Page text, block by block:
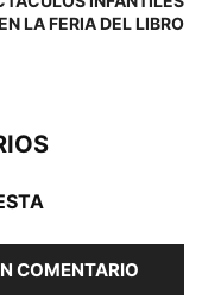
LA FERIA DEL LIBRO
COMENTARIO